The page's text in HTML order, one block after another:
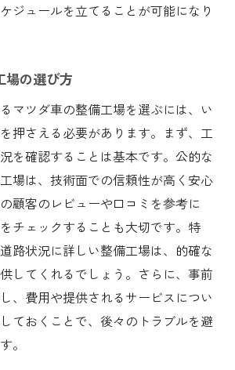
ジュールを立てることが可能になり
場の選び方
マツダ車の整備工場を選ぶには、い
押さえる必要があります。まず、工
を確認することは基本です。公的な
場は、技術面での信頼性が高く安心
顧客のレビューや口コミを参考に
チェックすることも大切です。特
路状況に詳しい整備工場は、的確な
してくれるでしょう。さらに、事前
、費用や提供されるサービスについ
ておくことで、後々のトラブルを避
。